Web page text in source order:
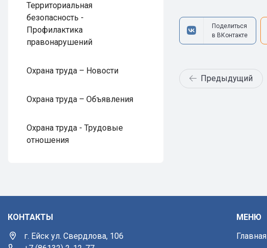
Территориальная
безопасность -
Профилактика
правонарушений
Охрана труда – Новости
Охрана труда – Объявления
Охрана труда - Трудовые
отношения
Поделиться
в ВКонтакте
Предыдущий
КОНТАКТЫ
г. Ейск ул. Свердлова, 106
МЕНЮ